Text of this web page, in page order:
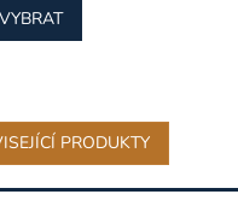
VYBRAT
PRODUKTY